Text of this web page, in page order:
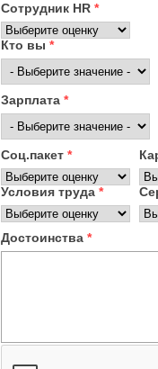
Сотрудник HR *
Кто вы *
Зарплата *
Соц.пакет *
Условия труда *
Достоинства *